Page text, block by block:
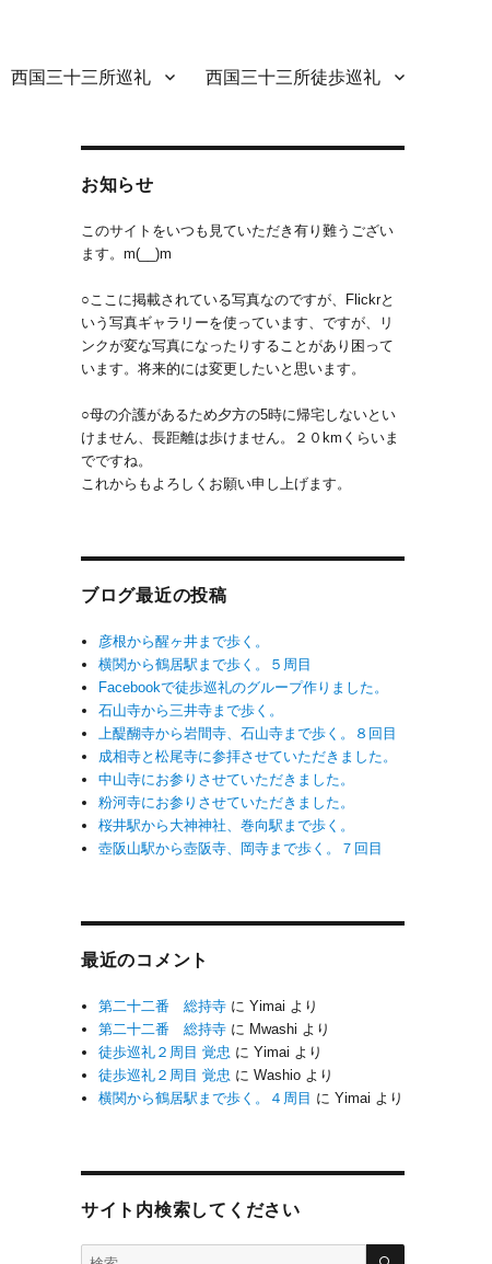
西国三十三所巡礼 西国三十三所徒歩巡礼
お知らせ
このサイトをいつも見ていただき有り難うござい
ます。m(__)m
○ここに掲載されている写真なのですが、Flickrと
いう写真ギャラリーを使っています、ですが、リ
ンクが変な写真になったりすることがあり困って
います。将来的には変更したいと思います。
○母の介護があるため夕方の5時に帰宅しないとい
けません、長距離は歩けません。２０kmくらいま
でですね。
これからもよろしくお願い申し上げます。
ブログ最近の投稿
彦根から醒ヶ井まで歩く。
横関から鶴居駅まで歩く。５周目
Facebookで徒歩巡礼のグループ作りました。
石山寺から三井寺まで歩く。
上醍醐寺から岩間寺、石山寺まで歩く。８回目
成相寺と松尾寺に参拝させていただきました。
中山寺にお参りさせていただきました。
粉河寺にお参りさせていただきました。
桜井駅から大神神社、巻向駅まで歩く。
壺阪山駅から壺阪寺、岡寺まで歩く。７回目
最近のコメント
第二十二番 総持寺 にYimai より
第二十二番 総持寺 に Mwashi より
徒歩巡礼２周目 覚忠 にYimai より
徒歩巡礼２周目 覚忠 にWashio より
横関から鶴居駅まで歩く。４周目 にYimai より
サイト内検索してください
検
検